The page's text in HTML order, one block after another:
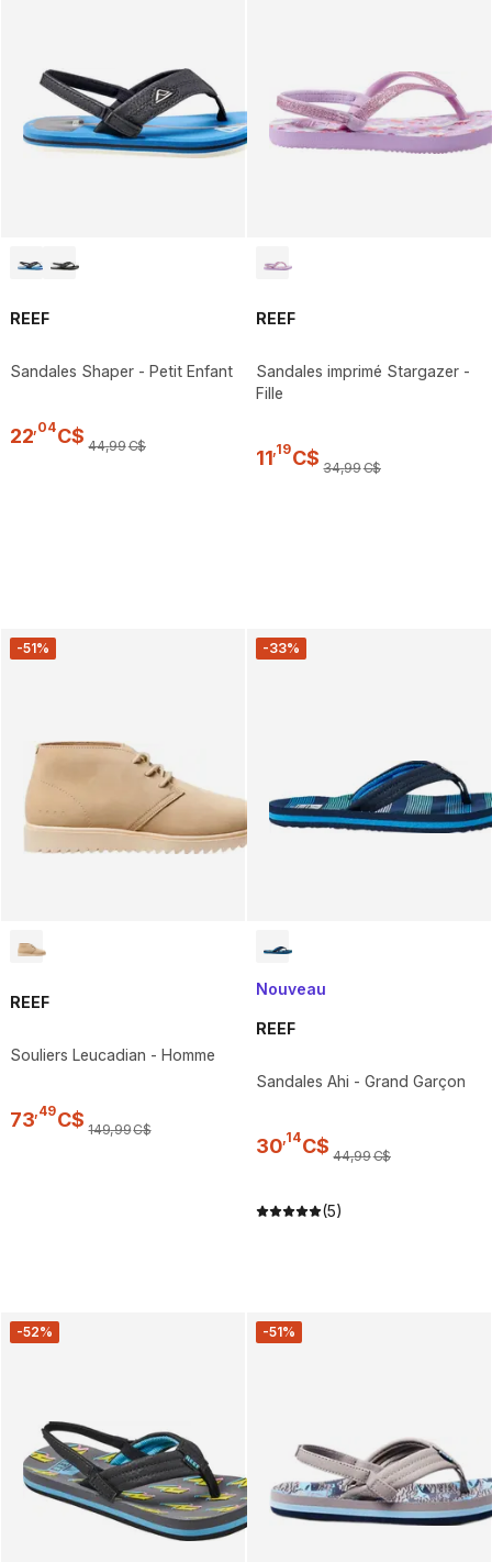
REEF
Sandales Shaper - Petit Enfant
22 04C$ 44,99C$
REEF
Sandales imprimé Stargazer -
Fille
11 19C$ 34,99C$
-51%
REEF
Souliers Leucadian - Homme
73,49C$ 149,99C$
-33%
Nouveau
REEF
Sandales Ahi - Grand Garçon
30,14C$ 44,99C$
(5)
-52% -51%